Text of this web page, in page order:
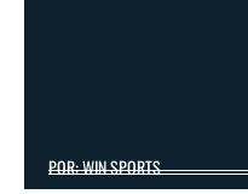
POR: WIN SPORTS